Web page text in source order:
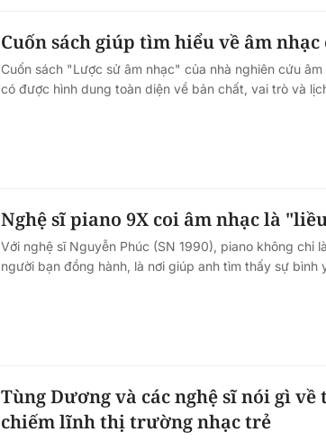
Cuốn sách giúp tìm hiểu về âm
Cuốn sách "Lược sử âm nhạc" của nhà nghiên cứu
có được hình dung toàn diện về bản chất, vai trò và
Nghệ sĩ piano 9X coi âm nhạc là
Với nghệ sĩ Nguyễn Phúc (SN 1990), piano không chỉ
người bạn đồng hành, là nơi giúp anh tìm thấy sự bình
Tùng Dương và các nghệ sĩ nói gì
chiếm lĩnh thị trường nhạc trẻ